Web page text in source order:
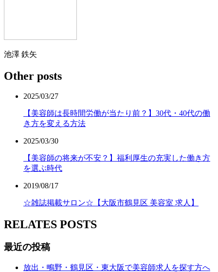
池澤 鉄矢
Other posts
2025/03/27
【美容師は長時間労働が当たり前？】30代・40代の働
き方を変える方法
2025/03/30
【美容師の将来が不安？】福利厚生の充実した働き方
を選ぶ時代
2019/08/17
☆雑誌掲載サロン☆【大阪市鶴見区 美容室 求人】
RELATES POSTS
最近の投稿
放出・鴫野・鶴見区・東大阪で美容師求人を探す方へ